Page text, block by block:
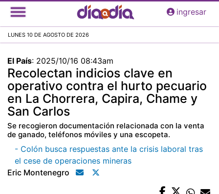
Pasar
al
principal
ingresar
LUNES 10 DE AGOSTO DE 2026
El País: 2025/10/16 08:43am
Recolectan indicios clave en
operativo contra el hurto pecuario
en La Chorrera, Capira, Chame y
San Carlos
Se recogieron documentación relacionada con la venta
de ganado, teléfonos móviles y una escopeta.
- Colón busca respuestas ante la crisis laboral tras
el cese de operaciones mineras
Eric Montenegro